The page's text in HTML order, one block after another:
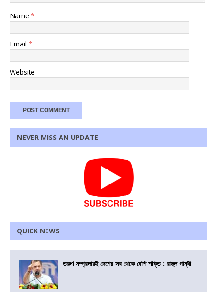
Name *
Email *
Website
NEVER MISS AN UPDATE
QUICK NEWS
তরুণ সম্প্রদায়ই দেশের সব থেকে বেশি শক্তি : রাহুল গান্ধী